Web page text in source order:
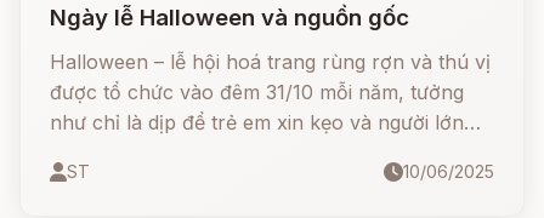
Ngày lễ Halloween và nguồn gốc
Halloween – lễ hội hoá trang rùng rợn và thú vị
được tổ chức vào đêm 31/10 mỗi năm, tưởng
như chỉ là dịp để trẻ em xin kẹo và người lớn
rằng đằng sau đêm hội ma mị này là cả một
ST 10/06/2025